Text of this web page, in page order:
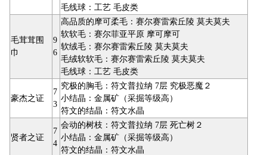
毛线球：工艺 毛皮类
毛茸茸围
巾
9
6
高品质的摩可柔毛：赛尔赛雷索丘陵 莫夫莫夫
软软毛：赛尔菲亚平原 摩可摩可
软绒毛：赛尔赛雷索丘陵 莫夫莫夫
毛绒软软毛：赛尔赛雷索丘陵 莫夫莫夫
毛线球：工艺 毛皮类
豪杰之证
7
3
究极的胸毛：符文普拉纳 7层 究极恶魔２
小结晶：金属矿（采掘等级高）
符文的结晶：符文水晶
贤者之证
7
4
会动的树枝：符文普拉纳 7层 死亡树２
小结晶：金属矿（采掘等级高）
符文的结晶：符文水晶